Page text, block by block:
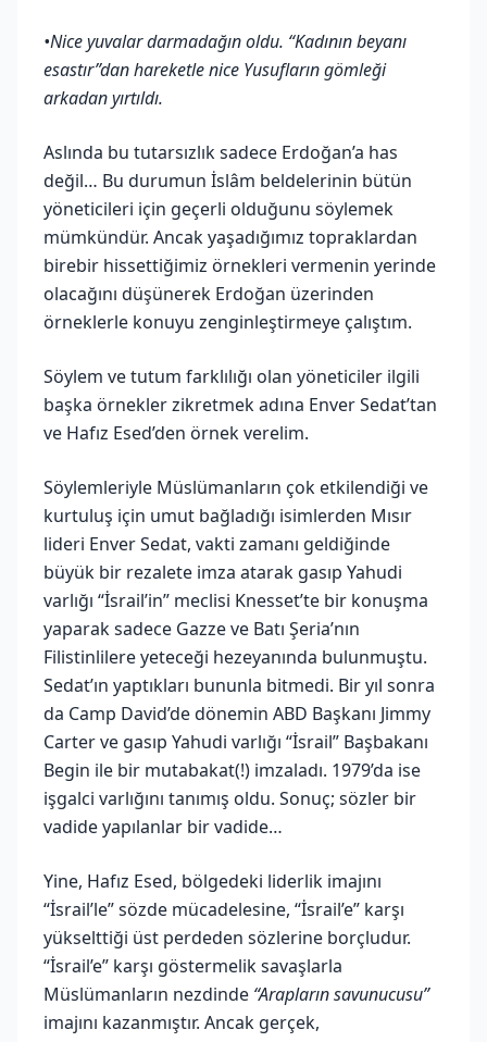
•Nice yuvalar darmadağın oldu. “Kadının beyanı
esastır”dan hareketle nice Yusufların gömleği
arkadan yırtıldı.
Aslında bu tutarsızlık sadece Erdoğan’a has
değil… Bu durumun İslâm beldelerinin bütün
yöneticileri için geçerli olduğunu söylemek
mümkündür. Ancak yaşadığımız topraklardan
birebir hissettiğimiz örnekleri vermenin yerinde
olacağını düşünerek Erdoğan üzerinden
örneklerle konuyu zenginleştirmeye çalıştım.
Söylem ve tutum farklılığı olan yöneticiler ilgili
başka örnekler zikretmek adına Enver Sedat’tan
ve Hafız Esed’den örnek verelim.
Söylemleriyle Müslümanların çok etkilendiği ve
kurtuluş için umut bağladığı isimlerden Mısır
lideri Enver Sedat, vakti zamanı geldiğinde
büyük bir rezalete imza atarak gasıp Yahudi
varlığı “İsrail’in” meclisi Knesset’te bir konuşma
yaparak sadece Gazze ve Batı Şeria’nın
Filistinlilere yeteceği hezeyanında bulunmuştu.
Sedat’ın yaptıkları bununla bitmedi. Bir yıl sonra
da Camp David’de dönemin ABD Başkanı Jimmy
Carter ve gasıp Yahudi varlığı “İsrail” Başbakanı
Begin ile bir mutabakat(!) imzaladı. 1979’da ise
işgalci varlığını tanımış oldu. Sonuç; sözler bir
vadide yapılanlar bir vadide…
Yine, Hafız Esed, bölgedeki liderlik imajını
“İsrail’le” sözde mücadelesine, “İsrail’e” karşı
yükselttiği üst perdeden sözlerine borçludur.
“İsrail’e” karşı göstermelik savaşlarla
Müslümanların nezdinde “Arapların savunucusu”
imajını kazanmıştır. Ancak gerçek,